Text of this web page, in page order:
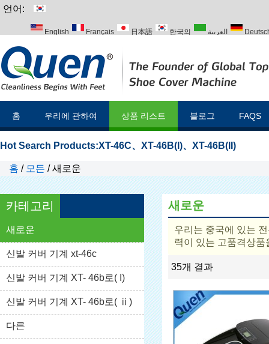
언어:
English Français 日本語 한국의 العربية
홈 우리에 관하여 상품 리스트 블로그 FAQS
Hot Search Products:XT-46C、 XT-46B(I)、 XT-46B(II)
홈 / 모든 /새로운
카테고리
새로운
신발 커버 기계 xt-46c
신발 커버 기계 XT- 46b로( I)
신발 커버 기계 XT- 46b로( ⅱ)
다른
새로운
우리는 중국에 있는
력이 있는 고품격상
35개 결과